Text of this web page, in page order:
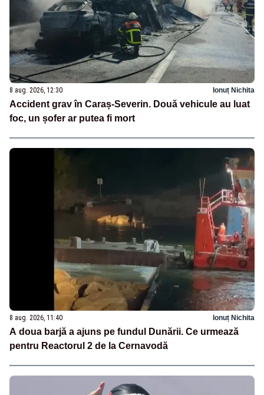
8 aug. 2026, 12:30 Ionuț Nichita
Accident grav în Caraș-Severin. Două vehicule au luat
foc, un șofer ar putea fi mort
8 aug. 2026, 11:40 Ionuț Nichita
A doua barjă a ajuns pe fundul Dunării. Ce urmează
pentru Reactorul 2 de la Cernavodă